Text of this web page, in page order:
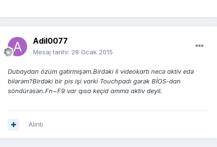
Adil0077
Mesaj tarihi: 28 Ocak 2015
Dubaydan özüm gətirmişəm.Birdəki ll videokartı necə aktiv edə
bilərəm?Birdəki bir pis işi varki Touchpadı gərək BİOS-dan
söndürəsən.Fn~F9 var qısa keçid amma aktiv deyil.
Alıntı